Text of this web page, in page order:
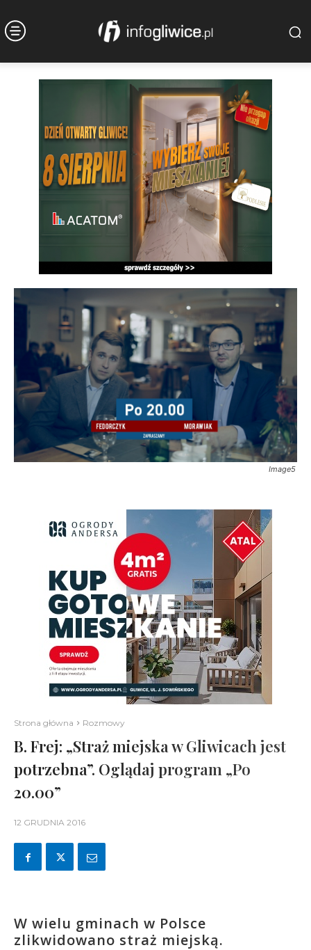
Image5
Strona główna Rozmowy
B. Frej: „Straż miejska w Gliwicach jest
potrzebna”. Oglądaj program „Po
20.00”
12 GRUDNIA 2016
W wielu gminach w Polsce
zlikwidowano straż miejską.